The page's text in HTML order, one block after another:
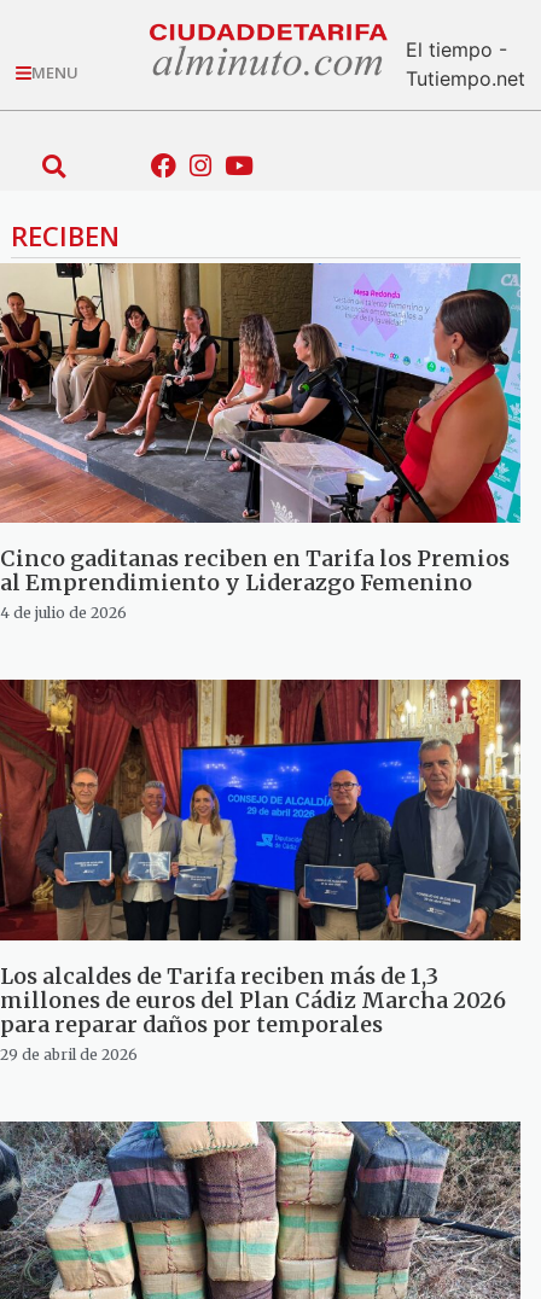
MENU
El tiempo -
Tutiempo.net
RECIBEN
Cinco gaditanas reciben en Tarifa los Premios
al Emprendimiento y Liderazgo Femenino
4 de julio de 2026
Los alcaldes de Tarifa reciben más de 1,3
millones de euros del Plan Cádiz Marcha 2026
para reparar daños por temporales
29 de abril de 2026